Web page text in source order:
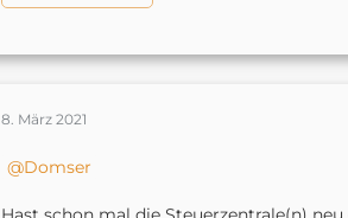
8. März 2021
Domser